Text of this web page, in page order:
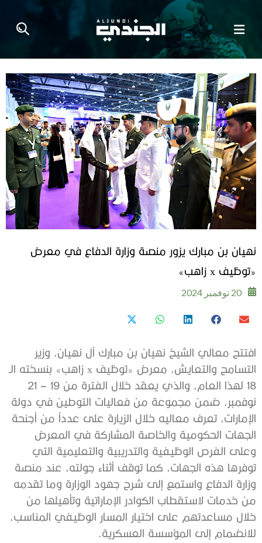
نهيان بن مبارك يزور منصة وزارة الدفاع في معرض
«توظيف x زاهب»
20 نوفمبر 2024
افتتح معالي الشيخ نهيان بن مبارك آل نهيان، وزير
التسامح والتعايش، معرض «توظيف x زاهب» بنسخته الـ
18 لهذا العام، والذي يعقد خلال الفترة من 19 – 21
نوفمبر، ضمن مجموعة من فعاليات التوطين في دولة
الإمارات، تعرف معاليه خلال الزيارة على عدداً من أجنحة
الجهات الحكومية والخاصة المشاركة في المعرض
وعلى الفرص الوظيفية والتدريبية والتعليمية التي
توفرها هذه الجهات، كما توقف أثناء جولته، عند منصة
وزارة الدفاع واستمع إلى شرح جهود الوزارة وما تقدمه
من خدمات لاستقطاب الكوادر الإماراتية وتأهيلها من
خلال مساعدتهم على اختيار المسار الوظيفي المناسب،
للانضمام إلى المؤسسة العسكرية.